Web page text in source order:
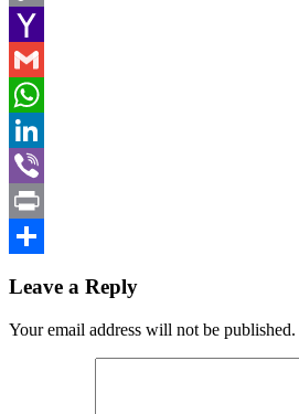
Copy
Link
Yahoo
Mail
Gmail
WhatsApp
LinkedIn
Viber
Print
Leave a Reply
Your email address will not be published.